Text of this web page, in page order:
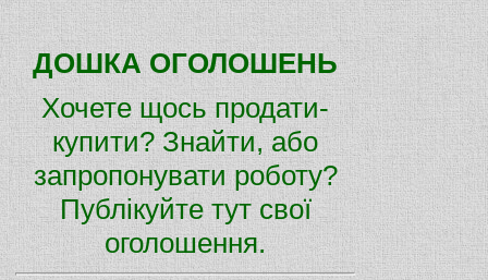
ДОШКА ОГОЛОШЕНЬ
Хочете щось продати-
купити? Знайти, або
запропонувати роботу?
Публікуйте тут свої
оголошення.